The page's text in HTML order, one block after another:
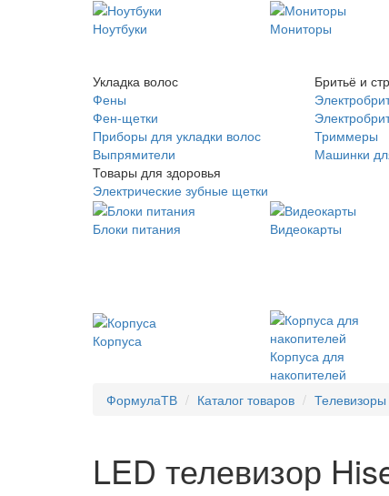
Ноутбуки Мониторы
Укладка волос
Фены
Фен-щетки
Приборы для укладки волос
Выпрямители
Товары для здоровья
Электрические зубные щетки
Бритьё и
Триммеры
Машинки
Блоки питания
Видеокарты
Корпуса
Корпуса для
накопителей
ФормулаТВ Каталог товаров Телевизоры
LED телевизор